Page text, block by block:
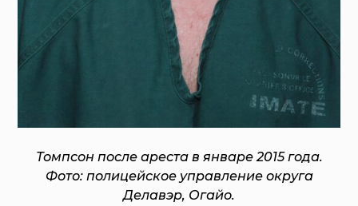
Томпсон после ареста в январе 2015 года.
Фото: полицейское управление округа
Делавэр, Огайо.